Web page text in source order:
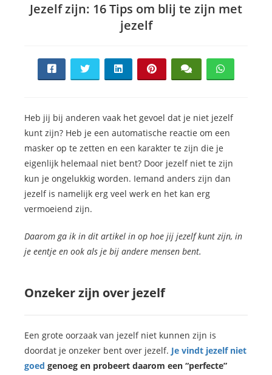
Jezelf zijn: 16 Tips om blij te zijn met
jezelf
Heb jij bij anderen vaak het gevoel dat je niet jezelf
kunt zijn? Heb je een automatische reactie om een
masker op te zetten en een karakter te zijn die je
eigenlijk helemaal niet bent? Door jezelf niet te zijn
kun je ongelukkig worden. Iemand anders zijn dan
jezelf is namelijk erg veel werk en het kan erg
vermoeiend zijn.
Daarom ga ik in dit artikel in op hoe jij jezelf kunt zijn, in
je eentje en ook als je bij andere mensen bent.
Onzeker zijn over jezelf
Een grote oorzaak van jezelf niet kunnen zijn is
doordat je onzeker bent over jezelf. Je vindt jezelf niet
goed genoeg en probeert daarom een “perfecte”